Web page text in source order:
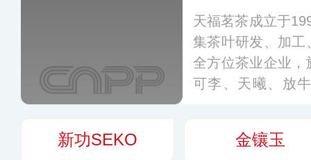
天福茗茶成立于
集茶叶研发、加
全方位茶业企业
可李、天曦、放
更多
新功SEKO 金镶玉